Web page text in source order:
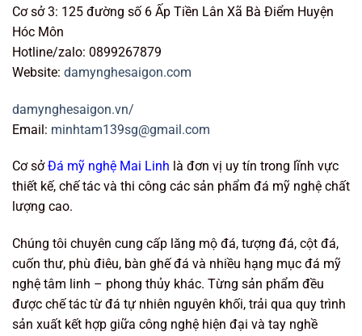
Cơ sở 3: 125 đường số 6 Ấp Tiền Lân Xã Bà Điểm Huyện
Hóc Môn
Hotline/zalo: 0899267879
Website: damynghesaigon.com
damynghesaigon.vn/
Email: minhtam139sg@gmail.com
Cơ sởĐá mỹ nghệ Mai Linh là đơn vị uy tín trong lĩnh vực
thiết kế, chế tác và thi công các sản phẩm đá mỹ nghệ chất
lượng cao.
Chúng tôi chuyên cung cấp lăng mộ đá, tượng đá, cột đá,
cuốn thư, phù điêu, bàn ghế đá và nhiều hạng mục đá mỹ
nghệ tâm linh – phong thủy khác. Từng sản phẩm đều
được chế tác từ đá tự nhiên nguyên khối, trải qua quy trình
sản xuất kết hợp giữa công nghệ hiện đại và tay nghề